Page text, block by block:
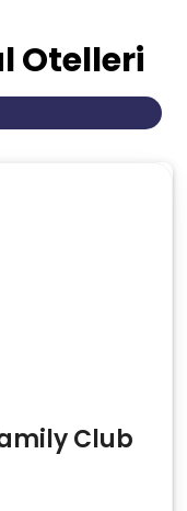
Otelleri
Club